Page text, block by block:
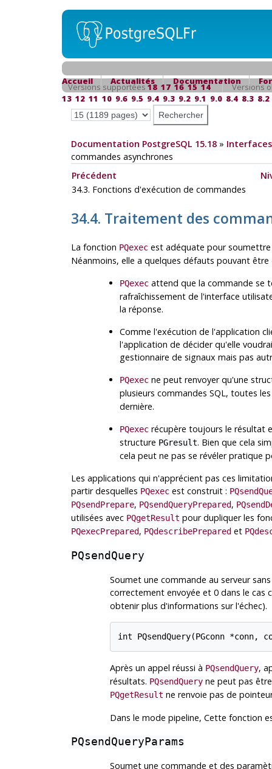
Accueil Actualités Documentation
Versions supportées18 17 16 15 14
Versions
13 12 11 10 9.6 9.5 9.4 9.3 9.2 9.1 9.0 8.4 8.3 8.2
Documentation PostgreSQL 15.18»
commandes asynchrones
Précédent
34.3. Fonctions d'exécution de commandes
34.4. Traitement des
La fonction PQexecest adéquate pour soumettre
Néanmoins, elle a quelques défauts pouvant
PQexecattend que la commande se
rafraîchissement de l'interface
la réponse.
Comme l'exécution de l'application
l'application de décider qu'elle
gestionnaire de signaux mais pas
PQexecne peut renvoyer qu'une
plusieurs commandes SQL, toutes
dernière.
PQexecrécupère toujours le résultat
structure PGresult. Bien que cela
cela peut ne pas se révéler pratique
Les applications qui n'apprécient pas ces
partir desquelles PQexecest construit :
PQsendPrepare, PQsendQueryPrepared,
utilisées avec PQgetResult pour dupliquer les
PQexecPrepared, PQdescribePreparedet
PQsendQuery
Soumet une commande au serveur
correctement envoyée et 0 dans le cas
obtenir plus d'informations sur l'échec).
int PQsendQuery(PGconn *conn,
Après un appel réussi à PQsendQuery,
résultats. PQsendQueryne peut pas
PQgetResult ne renvoie pas de
Dans le mode pipeline, Cette fonction
PQsendQueryParams
Soumet une commande et des